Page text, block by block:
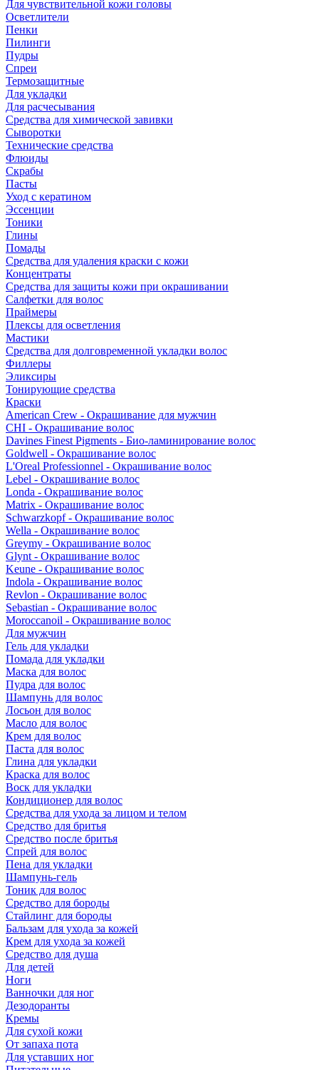
Для чувствительной кожи головы
Осветлители
Пенки
Пилинги
Пудры
Спреи
Термозащитные
Для укладки
Для расчесывания
Средства для химической завивки
Сыворотки
Технические средства
Флюиды
Скрабы
Пасты
Уход с кератином
Эссенции
Тоники
Глины
Помады
Средства для удаления краски с кожи
Концентраты
Средства для защиты кожи при окрашивании
Салфетки для волос
Праймеры
Плексы для осветления
Мастики
Средства для долговременной укладки волос
Филлеры
Эликсиры
Тонирующие средства
Краски
American Crew - Окрашивание для мужчин
CHI - Окрашивание волос
Davines Finest Pigments - Био-ламинирование волос
Goldwell - Окрашивание волос
L'Oreal Professionnel - Окрашивание волос
Lebel - Окрашивание волос
Londa - Окрашивание волос
Matrix - Окрашивание волос
Schwarzkopf - Окрашивание волос
Wella - Окрашивание волос
Greymy - Окрашивание волос
Glynt - Окрашивание волос
Keune - Окрашивание волос
Indola - Окрашивание волос
Revlon - Окрашивание волос
Sebastian - Окрашивание волос
Moroccanoil - Окрашивание волос
Для мужчин
Гель для укладки
Помада для укладки
Маска для волос
Пудра для волос
Шампунь для волос
Лосьон для волос
Масло для волос
Крем для волос
Паста для волос
Глина для укладки
Краска для волос
Воск для укладки
Кондиционер для волос
Средства для ухода за лицом и телом
Средство для бритья
Средство после бритья
Спрей для волос
Пена для укладки
Шампунь-гель
Тоник для волос
Средство для бороды
Стайлинг для бороды
Бальзам для ухода за кожей
Крем для ухода за кожей
Средство для душа
Для детей
Ноги
Ванночки для ног
Дезодоранты
Кремы
Для сухой кожи
От запаха пота
Для уставших ног